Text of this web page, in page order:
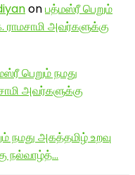
onபத்மஸ்ரீ பெறும்
ராமசாமி அவர்களுக்கு
பெறும் நமது
அவர்களுக்கு
நமது அகத்தமிழ் உறவு
நல்வாழ்த்…